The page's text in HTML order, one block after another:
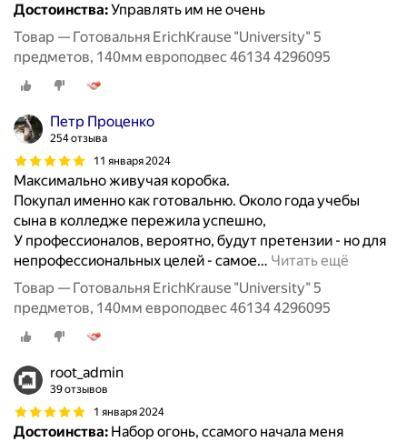
Достоинства:Управлять им не очень
Товар — Готовальня ErichKrause "University" 5
предметов, 140мм европодвес 46134 4296095
Петр Проценко
254 отзыва
11 января 2024
Максимально живучая коробка.
Покупал именно как готовальню. Около года учебы
сына в колледже пережила успешно,
У профессионалов, вероятно, будут претензии - но для
непрофессиональных целей - самое… Читать ещё
Товар — Готовальня ErichKrause "University" 5
предметов, 140мм европодвес 46134 4296095
root_admin
39 отзывов
1 января 2024
Достоинства: Набор огонь, ссамого начала меня